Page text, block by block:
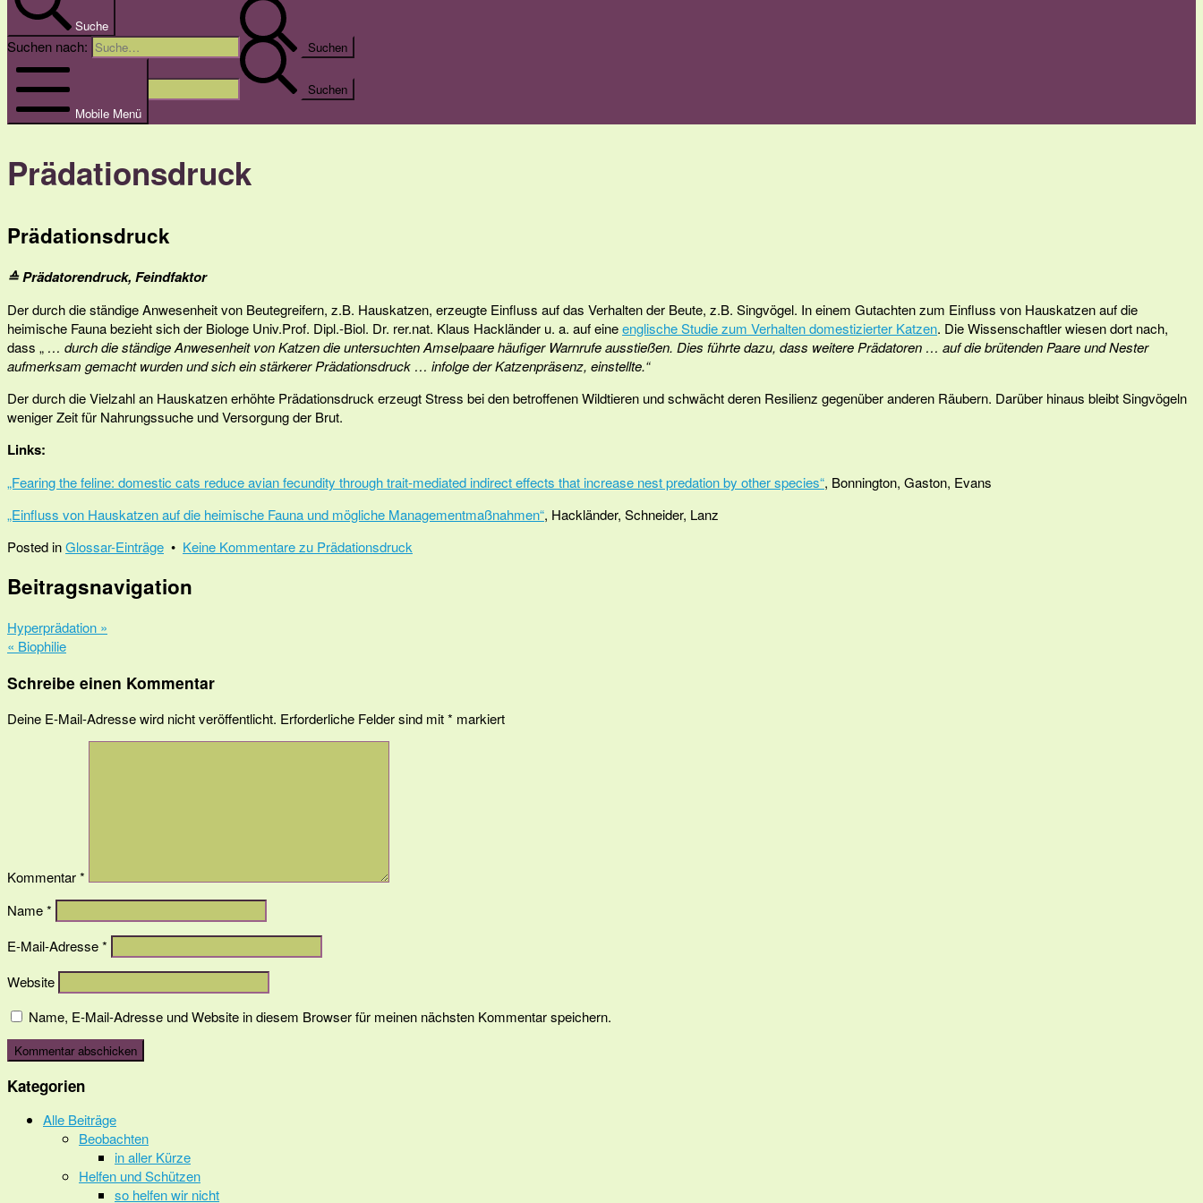
Suche
Suchen nach:
Suchen nach:
Mobile Menü
Prädationsdruck
Prädationsdruck
≙Prädatorendruck, Feindfaktor
Der durch die ständige Anwesenheit von Beutegreifern, z.B. Hauskatzen, erzeugte Einfluss auf das Verhalten der Beute, z.B. Singvögel. In einem Gutachten zum Einfluss von Hauskatzen auf die
heimische Fauna bezieht sich der Biologe Univ.Prof. Dipl.-Biol. Dr. rer.nat. Klaus Hackländer u. a. auf eineenglische Studie zum Verhalten domestizierter Katzen. Die Wissenschaftler wiesen dort nach,
dass „ … durch die ständige Anwesenheit von Katzen die untersuchten Amselpaare häufiger Warnrufe ausstießen. Dies führte dazu, dass weitere Prädatoren … auf die brütenden Paare und Nester
aufmerksam gemacht wurden und sich ein stärkerer Prädationsdruck … infolge der Katzenpräsenz, einstellte.“
Der durch die Vielzahl an Hauskatzen erhöhte Prädationsdruck erzeugt Stress bei den betroffenen Wildtieren und schwächt deren Resilienz gegenüber anderen Räubern. Darüber hinaus bleibt Singvögeln
weniger Zeit für Nahrungssuche und Versorgung der Brut.
Links:
„Fearing the feline: domestic cats reduce avian fecundity through trait-mediated indirect effects that increase nest predation by other species“, Bonnington, Gaston, Evans
„Einfluss von Hauskatzen auf die heimische Fauna und mögliche Managementmaßnahmen“, Hackländer, Schneider, Lanz
Posted inGlossar-Einträge • Keine Kommentarezu Prädationsdruck
Beitragsnavigation
Hyperprädation »
« Biophilie
Schreibe einen Kommentar
Deine E-Mail-Adresse wird nicht veröffentlicht. Erforderliche Felder sind mit* markiert
Kommentar*
Name*
E-Mail-Adresse*
Website
Name, E-Mail-Adresse und Website in diesem Browser für meinen nächsten Kommentar speichern.
Kategorien
Alle Beiträge
Beobachten
in aller Kürze
Helfen und Schützen
so helfen wir nicht